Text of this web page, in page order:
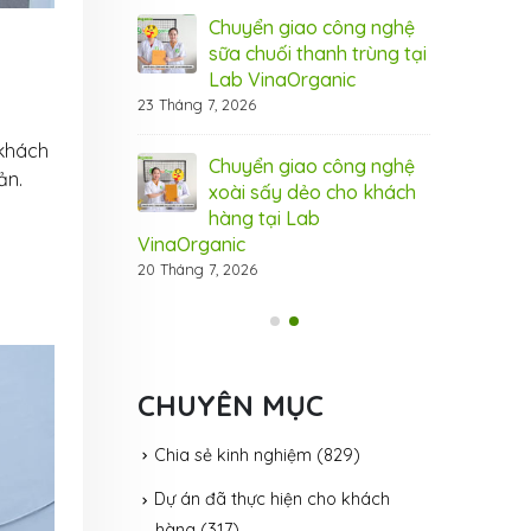
thị trường
Chuyển giao công nghệ
sữa chuối thanh trùng tại
Lab VinaOrganic
23 Tháng 7, 2026
Chuyển giao công nghệ
xoài sấy dẻo cho khách
hàng tại Lab
VinaOrganic
20 Tháng 7, 2026
CHUYÊN MỤC
Chia sẻ kinh nghiệm (829)
Dự án đã thực hiện cho khách